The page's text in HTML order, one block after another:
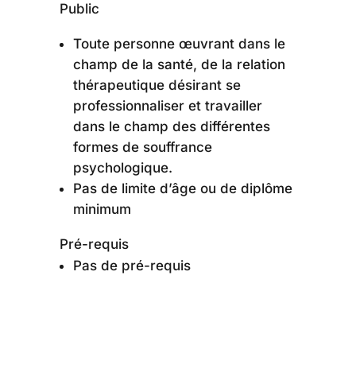
Public
Toute personne œuvrant dans le
champ de la santé, de la relation
thérapeutique désirant se
professionnaliser et travailler
dans le champ des différentes
formes de souffrance
psychologique.
Pas de limite d’âge ou de diplôme
minimum
Pré-requis
Pas de pré-requis